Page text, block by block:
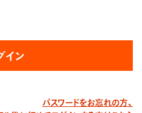
パスワードをお忘れの方、